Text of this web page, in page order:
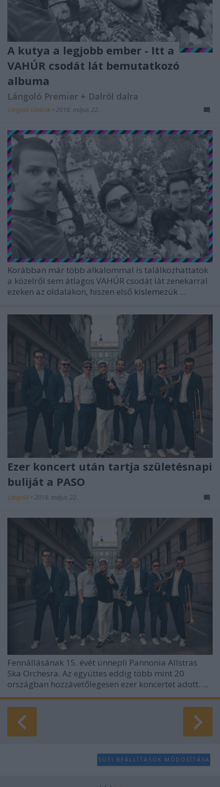
A kutya a legjobb ember - Itt a
VAHÚR csodát lát bemutatkozó
albuma
Lángoló Premier + Dalról dalra
Lángoló Gitárok • 2018. május 22.
Korábban már több alkalommal is találkozhattatok
a közelről sem átlagos VAHÚR csodát lát zenekarral
ezeken az oldalakon, hiszen első kislemezük ...
Ezer koncert után tartja születésnapi
buliját a PASO
Lángoló • 2018. május 22.
Fennállásának 15. évét ünnepli Pannonia Allstras
Ska Orchesra. Az együttes eddig több mint 20
országban hozzávetőlegesen ezer koncertet adott. ...
SÜTI BEÁLLÍTÁSOK MÓDOSÍTÁSA